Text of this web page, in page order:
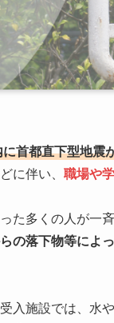
首都直下型地震
に伴い、 職場や
た多くの人が一
の落下物等によ
入施設では、水